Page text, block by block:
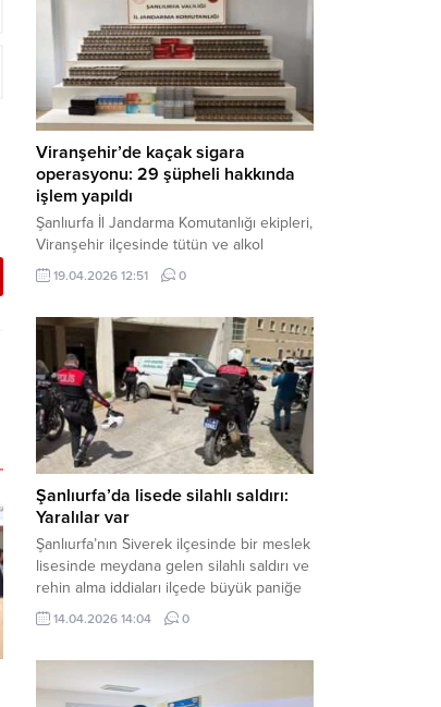
Haber Merkezi – Şanlıurfa Valiliği İl Basın
ve Halkla İlişkiler Müdürlüğü’nden yapılan
açıklamaya göre, İl Jandarma Komutanlığı
tarafından “Narkotik Suçlarla...
Viranşehir’de kaçak sigara
operasyonu: 29 şüpheli hakkında
işlem yapıldı
Şanlıurfa İl Jandarma Komutanlığı ekipleri,
Viranşehir ilçesinde tütün ve alkol
kaçakçılığına yönelik yürüttüğü kapsamlı
çalışmalar neticesinde binlerce paket
Operasyon kapsamında çok sayıda şahıs
hakkında adli süreç başlatıldı. Haber
Merkezi – Şanlıurfa Valiliği bünyesinde İl
Jandarma Komutanlığı tarafından
gerçekleştirilen “Tütün ve Alkol
Kaçakçılarına Yönelik Çalışmalar” tüm...
19.04.2026 12:51 0
Şanlıurfa’da lisede silahlı saldırı:
Yaralılar var
Şanlıurfa’nın Siverek ilçesinde bir meslek
lisesinde meydana gelen silahlı saldırı ve
rehin alma iddiaları ilçede büyük paniğe
neden oldu. Olay yerine çok sayıda özel
harekat polisi ve sağlık ekibi sevk
çalışmaları devam ediyor. Haber Merkezi
– Siverek ilçesi Hasan Çelebi
14.04.2026 14:04 0